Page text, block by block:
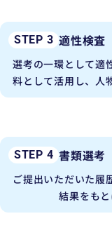
STEP 3 適性検査
選考の一環として適
料として活用し、人
STEP 4 書類選考
ご提出いただいた履
結果をもと